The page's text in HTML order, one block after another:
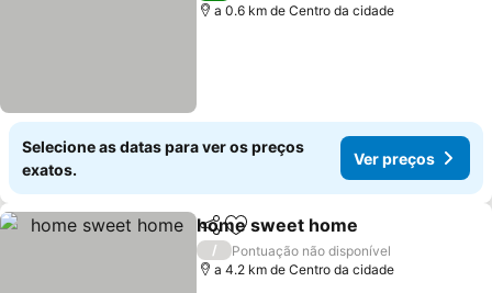
a 0.6 km de Centro da cidade
Selecione as datas para ver os preços
exatos.
Ver preços
PartilharAdicionar aos favoritos
home sweet home
/
Pontuação não disponível
a 4.2 km de Centro da cidade